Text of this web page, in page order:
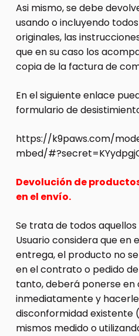
Asi mismo, se debe
usando o incluyendo
originales, las
que en su caso los
copia de la factura de
En el siguiente enlace
formulario de
https://k9paws.com/
mbed/
Devolución de
en el envío.
Se trata de todos
Usuario considera que en
entrega, el producto no
en el contrato o pedido
tanto, deberá ponerse en
inmediatamente y
disconformidad
mismos medido o